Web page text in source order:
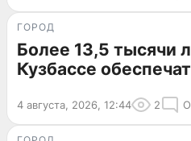
ГОРОД
Более 13,5 тысячи
Кузбассе
4 августа, 2026, 12:44 2